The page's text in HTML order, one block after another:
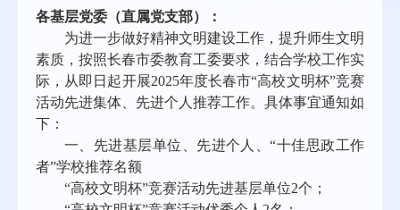
各基层党委（直属党支部）：
为进一步做好精神文明建设工作，提升师生文明
素质，按照长春市委教育工委要求，结合学校工作实
际，从即日起开展2025年度长春市“高校文明杯”竞赛
活动先进集体、先进个人推荐工作。具体事宜通知如
下：
一、先进基层单位 、先进个人 、“十佳思政工作
者”学校推荐名额
“高校文明杯”竞赛活动先进基层单位2个；